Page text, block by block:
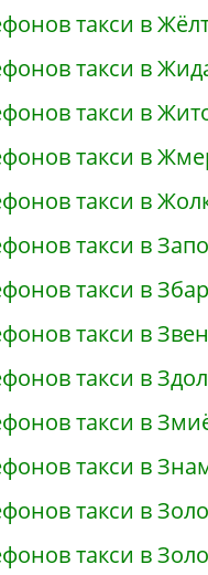
такси в
такси в
такси в
такси в
такси в
такси в
такси в
такси в
такси в
такси в
такси в
такси в
такси в